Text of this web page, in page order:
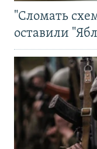
"Сломать
оставили